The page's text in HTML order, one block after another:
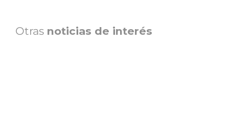
Otras noticias de interés